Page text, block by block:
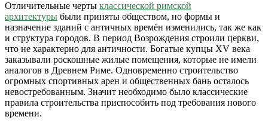
Отличительные черты классической римской
архитектуры были приняты обществом, но формы и
назначение зданий с античных времён изменились, так же как
и структура городов. В период Возрождения строили церкви,
что не характерно для античности. Богатые купцы XV века
заказывали роскошные жилые помещения, которые не имели
аналогов в Древнем Риме. Одновременно строительство
огромных спортивных арен и общественных бань осталось
невостребованным. Значит необходимо было классические
правила строительства приспособить под требования нового
времени.